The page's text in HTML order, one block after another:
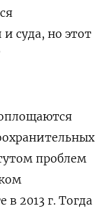
суда, но этот
проблем
в 2013 г. Тогда